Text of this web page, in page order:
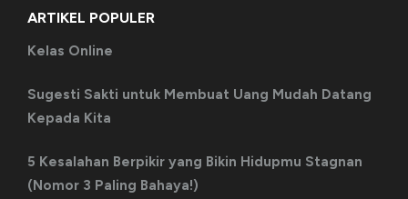
ARTIKEL POPULER
Kelas Online
Sugesti Sakti untuk Membuat Uang Mudah Datang
Kepada Kita
5 Kesalahan Berpikir yang Bikin Hidupmu Stagnan
(Nomor 3 Paling Bahaya!)